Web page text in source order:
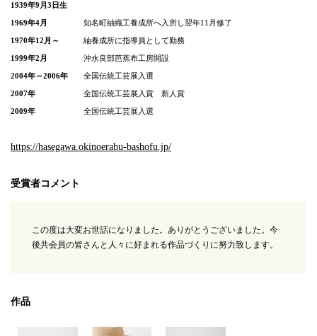
1939年9月3日生
1969年4月 知名町紬織工養成所へ入所し翌年11月修了
1970年12月～ 紬養成所に指導員として勤務
1999年2月 沖永良部芭蕉布工房開設
2004年～2006年 全国伝統工芸展入選
2007年 全国伝統工芸展入賞 新人賞
2009年 全国伝統工芸展入選
https://hasegawa.okinoerabu-bashofu.jp/
受賞者コメント
この度は大変お世話になりました。ありがとうございました。今
後共会員の皆さんと人々に好まれる作品づくりに努力致します。
作品